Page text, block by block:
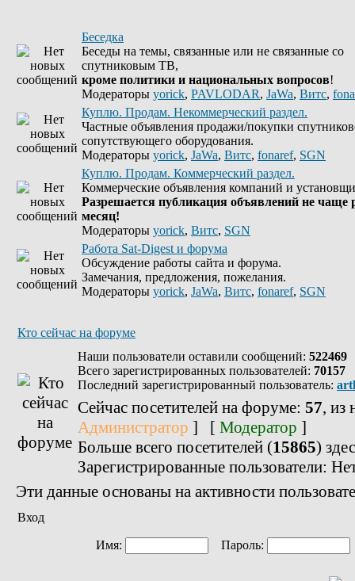
Беседка
Беседы на темы, связанные или не связанные со
спутниковым ТВ,
кроме политики и национальных вопросов!
Модераторы yorick, PAVLODAR, JaWa, Витс,
Куплю. Продам. Некоммерческий раздел.
Частные объявления продажи/покупки
сопутствующего оборудования.
Модераторы yorick, JaWa, Витс, fonaref, SGN
Куплю. Продам. Коммерческий раздел.
Коммерческие объявления компаний и
Разрешается публикация объявлений не чаще
месяц!
Модераторы yorick, Витс, SGN
Работа Sat-Digest и форума
Обсуждение работы сайта и форума.
Замечания, предложения, пожелания.
Модераторы yorick, JaWa, Витс, fonaref, SGN
Кто сейчас на форуме
Наши пользователи оставили сообщений: 522469
Всего зарегистрированных пользователей: 70157
Последний зарегистрированный пользователь:
Сейчас посетителей на форуме: 57, из
Администратор ] [ Модератор ]
Больше всего посетителей (15865)
Зарегистрированные пользователи:
Эти данные основаны на активности
Вход
Имя: Пароль: